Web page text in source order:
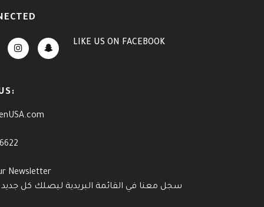
LIKE US ON FACEBOOK
Newsletter
سجل معنا في القائمة البريدية ليصلك كل